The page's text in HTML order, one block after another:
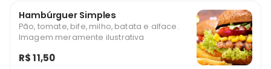
Hambúrguer Simples
Pão, tomate, bife, milho, batata e alface.
Imagem meramente ilustrativa
R$ 11,50